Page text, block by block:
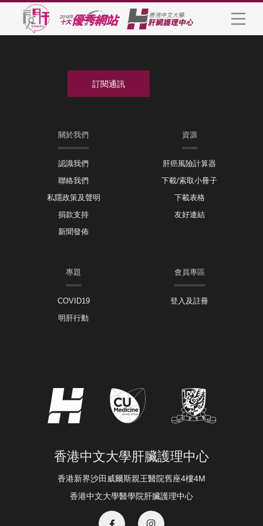
關於我們
認識我們
聯絡我們
私隱政策及聲明
捐款支持
新聞發佈
資源
肝癌風險計算器
下載/索取小冊子
下載表格
友好連結
專題
COVID19
明肝行動
會員專區
登入及註冊
香港中文大學肝臟護理中心
香港新界沙田威爾斯親王醫院舊座4樓4M
香港中文大學醫學院肝臟護理中心